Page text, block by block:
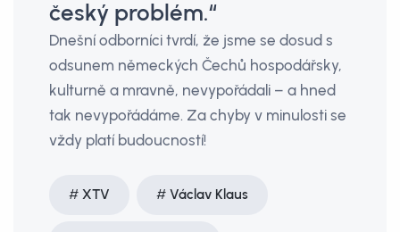
český problém.“
Dnešní odborníci tvrdí, že jsme se dosud s
odsunem německých Čechů hospodářsky,
kulturně a mravně, nevypořádali – a hned
tak nevypořádáme. Za chyby v minulosti se
vždy platí budoucností!
XTV Václav Klaus